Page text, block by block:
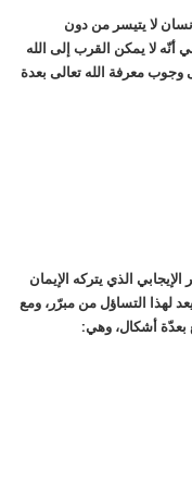
لا يتيسر من دون
أنّه لا يمكن القرب إلى الله
معرفة الله تعالى بعدة
الذي يتركه الإيمان
لهذا التساؤل من مبرّر، ومع
بعدّة أشكال، وهي: